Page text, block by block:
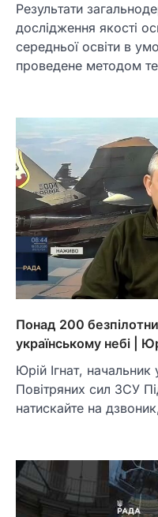
Результати
дослідження якості
середньої освіти в
проведене методом
Понад 200
українському небі |
Юрій Ігнат, начальник
Повітряних сил ЗСУ
натискайте на